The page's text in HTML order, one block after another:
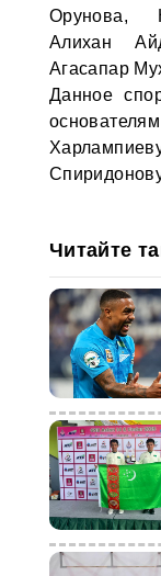
Орунова,
Алихан
Агасапар
Данное
Читайте